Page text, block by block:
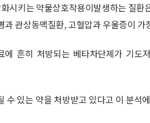
시키는 약물상호작용이발생하는 질환
관상동맥질환, 고혈압과 우울증이 가
흔히 처방되는 베타차단제가 기도
있는 약을 처방받고 있다고 이 분석